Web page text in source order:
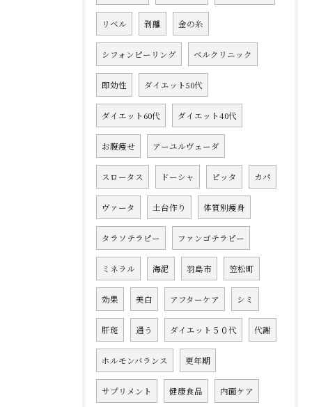
リベル 剥離 金の糸
シフォンピーリング ベルクリニック
即効性 ダイエット50代
ダイエット60代 ダイエット40代
お腹痩せ アーユルヴェーダ
スロータス ドーシャ ピッタ カパ
ヴァータ 土台作り 体質別痩身
タラソテラピー ファンゴテラピー
ミネラル 海泥 羽島市 笠松町
効果 美白 アフターケア シミ
肝斑 通う ダイエット５０代 代謝
ホルモンバランス 更年期
サプリメント 健康食品 内面ケア